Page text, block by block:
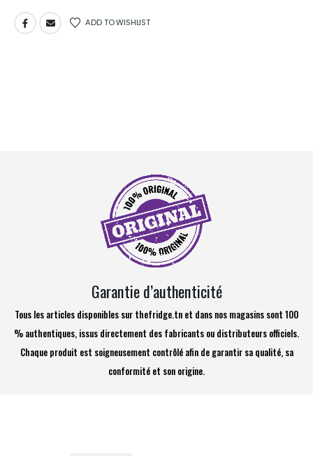
ADD TO WISHLIST
Garantie d’authenticité
Tous les articles disponibles sur thefridge.tn et dans nos magasins sont 100
% authentiques, issus directement des fabricants ou distributeurs officiels.
Chaque produit est soigneusement contrôlé afin de garantir sa qualité, sa
conformité et son origine.